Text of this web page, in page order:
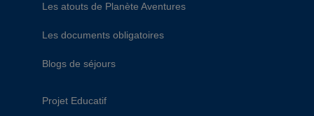
Les atouts de Planète Aventures
Les documents obligatoires
Blogs de séjours
Projet Educatif